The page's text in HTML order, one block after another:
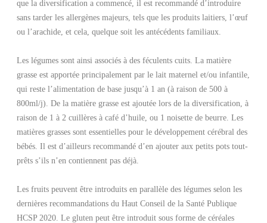
que la diversification a commencé, il est recommandé d’introduire
sans tarder les allergènes majeurs, tels que les produits laitiers, l’œuf
ou l’arachide, et cela, quelque soit les antécédents familiaux.
Les légumes sont ainsi associés à des féculents cuits. La matière
grasse est apportée principalement par le lait maternel et/ou infantile,
qui reste l’alimentation de base jusqu’à 1 an (à raison de 500 à
800ml/j). De la matière grasse est ajoutée lors de la diversification, à
raison de 1 à 2 cuillères à café d’huile, ou 1 noisette de beurre. Les
matières grasses sont essentielles pour le développement cérébral des
bébés. Il est d’ailleurs recommandé d’en ajouter aux petits pots tout-
prêts s’ils n’en contiennent pas déjà.
Les fruits peuvent être introduits en parallèle des légumes selon les
dernières recommandations du Haut Conseil de la Santé Publique
HCSP 2020. Le gluten peut être introduit sous forme de céréales